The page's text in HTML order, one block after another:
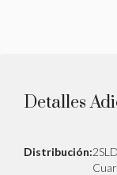
Detalles
Distribución: